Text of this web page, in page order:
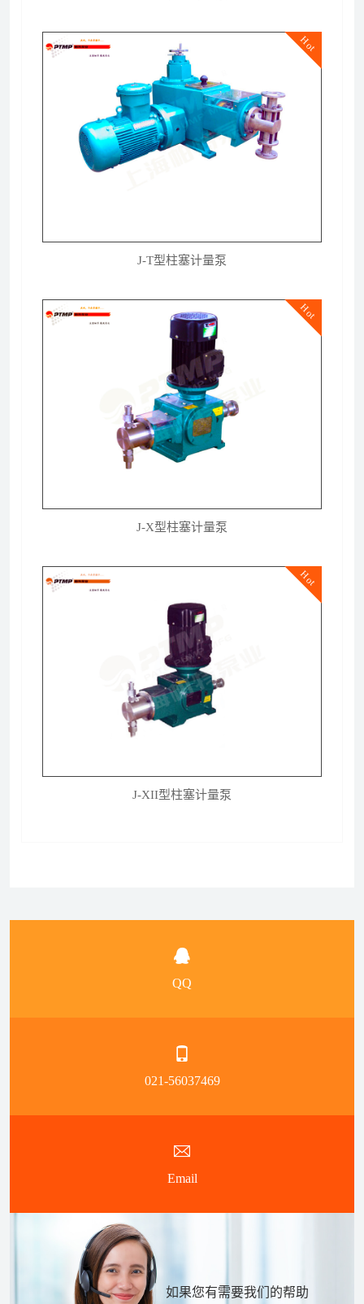
Hot
J-T型柱塞计量泵
Hot
J-X型柱塞计量泵
Hot
J-XII型柱塞计量泵
QQ
021-56037469
Email
如果您有需要我们的帮助